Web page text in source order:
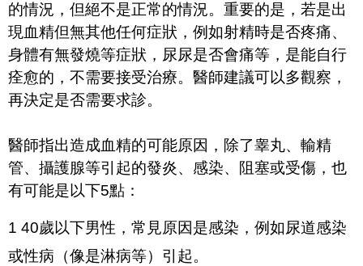
的情況，但絕不是正常的情況。重要的是，若是出
現血精但無其他任何症狀，例如射精時是否疼痛、
身體有無發燒等症狀，尿尿是否會痛等，是能自行
痊愈的，不需要接受治療。醫師建議可以多觀察，
再決定是否需要求診。
醫師指出造成血精的可能原因，除了睾丸、輸精
管、攝護腺等引起的發炎、感染、阻塞或受傷，也
有可能是以下5點：
1 40歲以下男性，常見原因是感染，例如尿道感染
或性病（像是淋病等）引起。